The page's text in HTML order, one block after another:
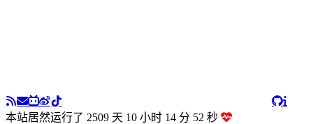
本站居然运行了 2509 天 10 小时 14 分 52 秒